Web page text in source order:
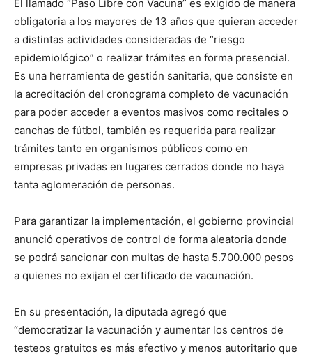
El llamado “Paso Libre con Vacuna” es exigido de manera
obligatoria a los mayores de 13 años que quieran acceder
a distintas actividades consideradas de “riesgo
epidemiológico” o realizar trámites en forma presencial.
Es una herramienta de gestión sanitaria, que consiste en
la acreditación del cronograma completo de vacunación
para poder acceder a eventos masivos como recitales o
canchas de fútbol, también es requerida para realizar
trámites tanto en organismos públicos como en
empresas privadas en lugares cerrados donde no haya
tanta aglomeración de personas.
Para garantizar la implementación, el gobierno provincial
anunció operativos de control de forma aleatoria donde
se podrá sancionar con multas de hasta 5.700.000 pesos
a quienes no exijan el certificado de vacunación.
En su presentación, la diputada agregó que
“democratizar la vacunación y aumentar los centros de
testeos gratuitos es más efectivo y menos autoritario que